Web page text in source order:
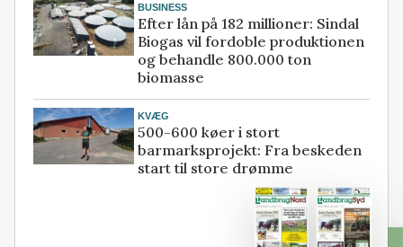
BUSINESS
Efter lån på 182 millioner: Sindal
Biogas vil fordoble produktionen
og behandle 800.000 ton
biomasse
KVÆG
500-600 køer i stort
barmarksprojekt: Fra beskeden
start til store drømme